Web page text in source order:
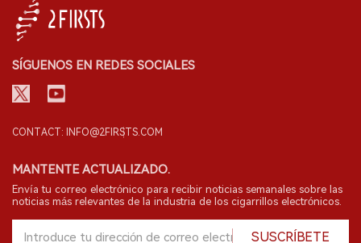
SÍGUENOS EN REDES SOCIALES
CONTACT: INFO@2FIRSTS.COM
MANTENTE ACTUALIZADO.
Envía tu correo electrónico para recibir noticias semanales sobre las
noticias más relevantes de la industria de los cigarrillos electrónicos.
SUSCRÍBETE